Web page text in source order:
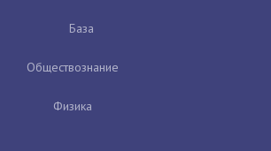
База
Обществознание
Физика